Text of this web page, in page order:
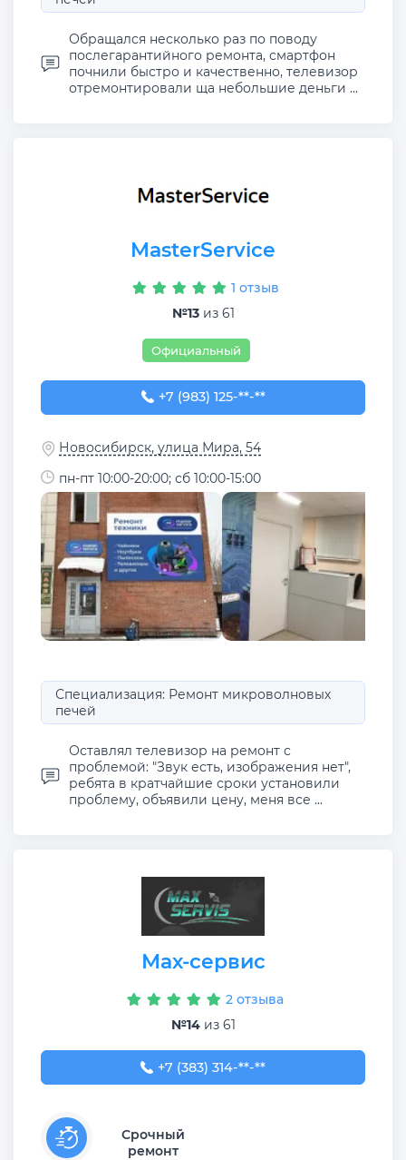
Обращался несколько раз по поводу
послегарантийного ремонта, смартфон
почнили быстро и качественно, телевизор
отремонтировали ща небольшие деньги ...
MasterService
1 отзыв
№13из 61
Официальный
+7 (983) 125-08-08
+7 (983) 125-**-**
Новосибирск, улица Мира, 54
пн-пт 10:00-20:00; сб 10:00-15:00
Специализация: Ремонт микроволновых
печей
Оставлял телевизор на ремонт с
проблемой: "Звук есть, изображения нет",
ребята в кратчайшие сроки установили
проблему, объявили цену, меня все ...
Мах-сервис
2 отзыва
№14из 61
+7 (383) 314-61-96
+7 (383) 314-**-**
Срочный
ремонт